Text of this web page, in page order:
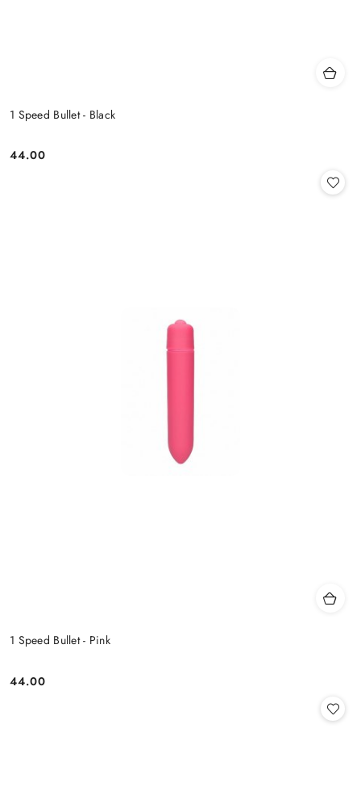
1 Speed Bullet - Black
Cena:
44.00
1 Speed Bullet - Pink
Cena:
44.00